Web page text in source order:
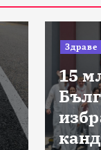
Здраве
15